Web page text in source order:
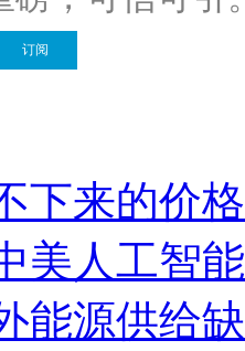
订阅
下来的价
美人工智
能源供给